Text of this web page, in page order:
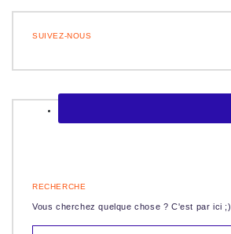
SUIVEZ-NOUS
RECHERCHE
Vous cherchez quelque chose ? C'est par ici ;)